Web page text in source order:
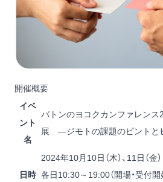
開催概要
イベ
ント
名
バトンのヨコクカンファレンス
展 ―ジモトの課題のピントと
日時
2024年10月10日（木）、11日（金）
各日10:30～19:00（開場・受付